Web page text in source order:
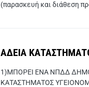
(παρασκευή και διάθεση
ΑΔΕΙΑ
1)ΜΠΟΡΕΙ ΕΝΑ ΝΠΔΔ
ΚΑΤΑΣΤΗΜΑΤΟΣ